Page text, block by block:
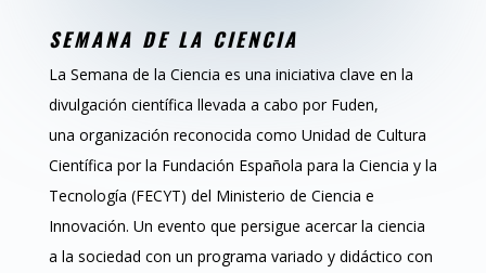
SEMANA DE LA CIENCIA
La Semana de la Ciencia es una iniciativa clave en la
divulgación científica llevada a cabo por Fuden,
una organización reconocida como Unidad de Cultura
Científica por la Fundación Española para la Ciencia y la
Tecnología (FECYT) del Ministerio de Ciencia e
Innovación. Un evento que persigue acercar la ciencia
a la sociedad con un programa variado y didáctico con